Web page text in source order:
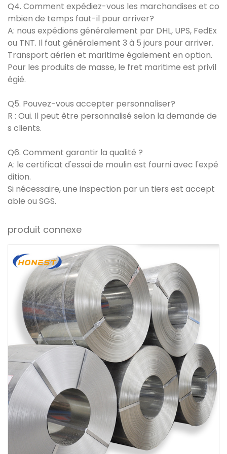
Q4. Comment expédiez-vous les marchandises et co
mbien de temps faut-il pour arriver?
A: nous expédions généralement par DHL, UPS, FedEx
ou TNT. Il faut généralement 3 à 5 jours pour arriver.
Transport aérien et maritime également en option.
Pour les produits de masse, le fret maritime est privil
égié.
Q5. Pouvez-vous accepter personnaliser?
R : Oui. Il peut être personnalisé selon la demande de
s clients.
Q6. Comment garantir la qualité ?
A: le certificat d'essai de moulin est fourni avec l'expé
dition.
Si nécessaire, une inspection par un tiers est accept
able ou SGS.
produit connexe